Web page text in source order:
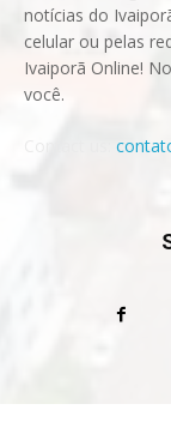
notícias do
celular ou pelas
Ivaiporã Online!
você.